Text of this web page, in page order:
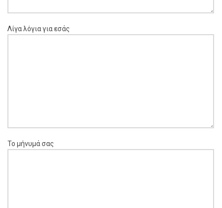
Λίγα λόγια για εσάς
Το μήνυμά σας